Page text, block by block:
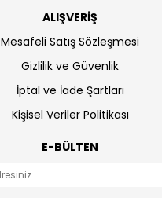
ALIŞVERİŞ
Mesafeli Satış Sözleşmesi
Gizlilik ve Güvenlik
İptal ve İade Şartları
Kişisel Veriler Politikası
E-BÜLTEN